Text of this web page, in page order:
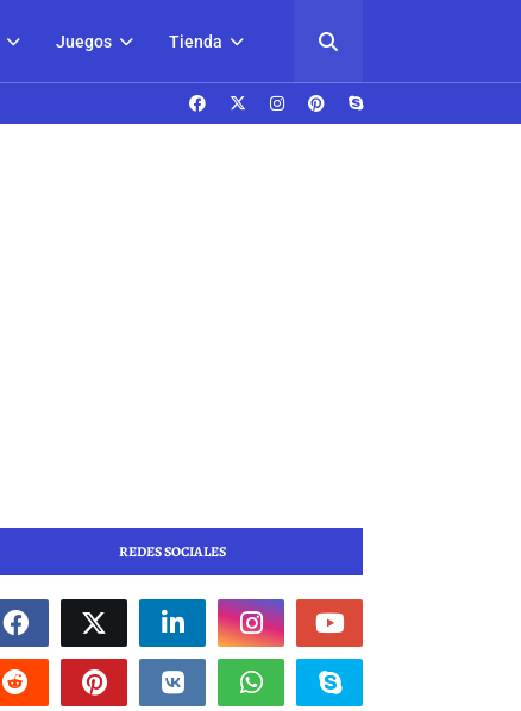
Juegos Tienda
REDES SOCIALES